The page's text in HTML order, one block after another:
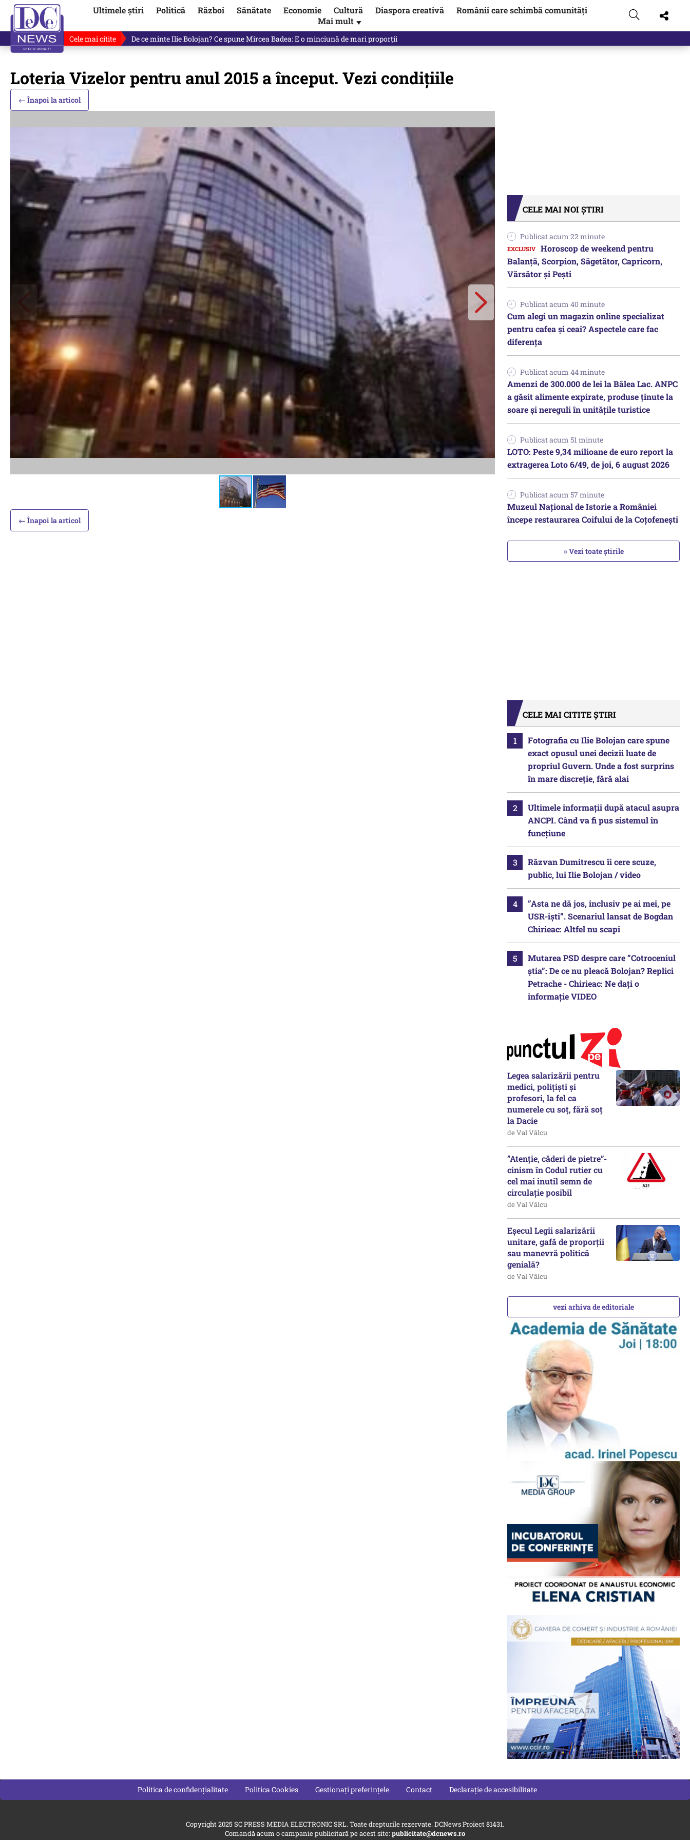
Ultimele știri Politică Război Sănătate Economie Cultură Diaspora creativă
Românii care schimbă comunități
Mai mult ▼
Cele mai citite De ce minte Ilie Bolojan? Ce spune Mircea Badea: E o minciună de mari proporții
Loteria Vizelor pentru anul 2015 a început. Vezi condițiile
← Înapoi la articol
← Înapoi la articol
CELE MAI NOI ȘTIRI
Publicat acum 22 minute
Horoscop de weekend pentru
Balanță, Scorpion, Săgetător, Capricorn,
Vărsător și Pești
Publicat acum 40 minute
Cum alegi un magazin online specializat
pentru cafea și ceai? Aspectele care fac
diferența
Publicat acum 44 minute
Amenzi de 300.000 de lei la Bâlea Lac. ANPC
a găsit alimente expirate, produse ținute la
soare și nereguli în unitățile turistice
Publicat acum 51 minute
LOTO: Peste 9,34 milioane de euro report la
extragerea Loto 6/49, de joi, 6 august 2026
Publicat acum 57 minute
Muzeul Național de Istorie a României
începe restaurarea Coifului de la Coțofenești
» Vezi toate știrile
CELE MAI CITITE ȘTIRI
Fotografia cu Ilie Bolojan care spune
exact opusul unei decizii luate de
propriul Guvern. Unde a fost surprins
în mare discreție, fără alai
Ultimele informații după atacul asupra
ANCPI. Când va fi pus sistemul în
funcțiune
Răzvan Dumitrescu îi cere scuze,
public, lui Ilie Bolojan / video
”Asta ne dă jos, inclusiv pe ai mei, pe
USR-iști”. Scenariul lansat de Bogdan
Chirieac: Altfel nu scapi
Mutarea PSD despre care ”Cotroceniul
știa”: De ce nu pleacă Bolojan? Replici
Petrache - Chirieac: Ne dați o
informație VIDEO
Legea salarizării pentru
medici, polițiști și
profesori, la fel ca
numerele cu soț, fără soț
la Dacie
de Val Vâlcu
”Atenție, căderi de pietre”-
cinism în Codul rutier cu
cel mai inutil semn de
circulație posibil
de Val Vâlcu
Eșecul Legii salarizării
unitare, gafă de proporții
sau manevră politică
genială?
de Val Vâlcu
vezi arhiva de editoriale
Politica de confidențialitate Politica Cookies Gestionați preferințele Contact Declarație de accesibilitate
Copyright 2025 SC PRESS MEDIA ELECTRONIC SRL. Toate drepturile rezervate. DCNews Proiect 81431.
Comandă acum o campanie publicitară pe acest site:publicitate@dcnews.ro